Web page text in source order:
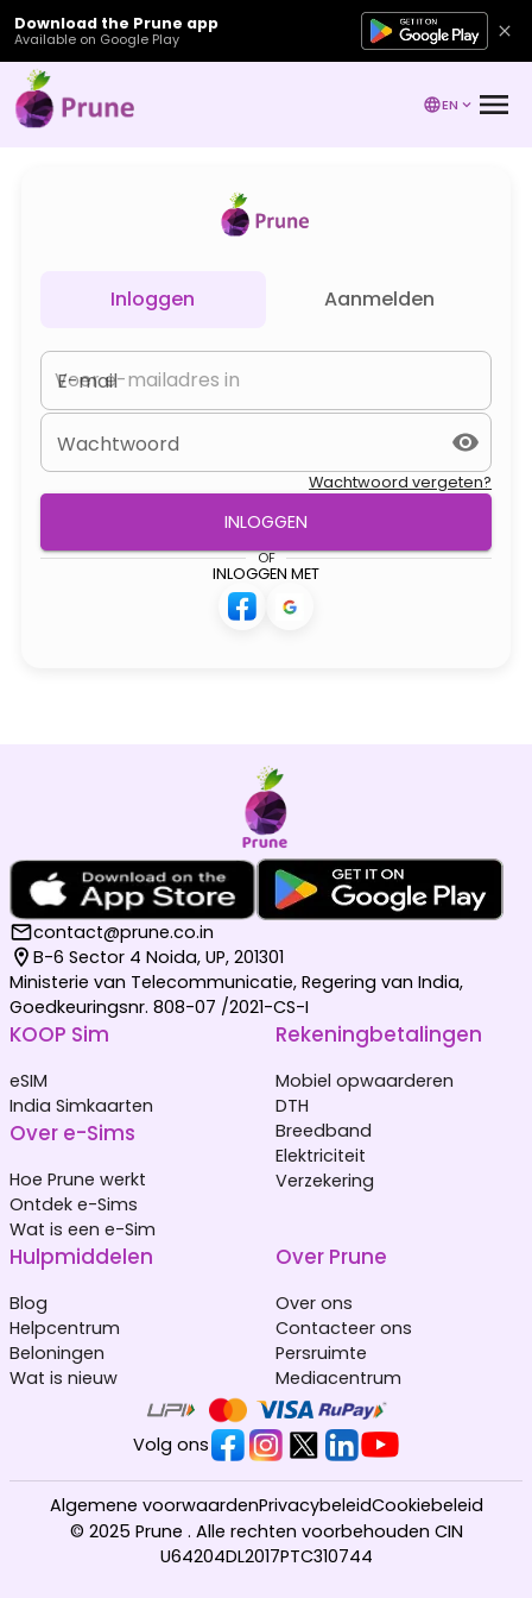
Download the Prune app
Available on Google Play
EN
Inloggen Aanmelden
E-mail
Wachtwoord
Wachtwoord vergeten?
INLOGGEN
OF
INLOGGEN MET
contact@prune.co.in
B-6 Sector 4 Noida, UP, 201301
Ministerie van Telecommunicatie, Regering van India,
Goedkeuringsnr. 808-07 /2021-CS-I
KOOP Sim
eSIM
India Simkaarten
Over e-Sims
Hoe Prune werkt
Ontdek e-Sims
Wat is een e-Sim
Rekeningbetalingen
Mobiel opwaarderen
DTH
Breedband
Elektriciteit
Verzekering
Hulpmiddelen
Blog
Helpcentrum
Beloningen
Wat is nieuw
Over Prune
Over ons
Contacteer ons
Persruimte
Mediacentrum
Volg ons
© 2025 Prune . Alle rechten voorbehouden CIN
U64204DL2017PTC310744
Algemene voorwaardenPrivacybeleidCookiebeleid